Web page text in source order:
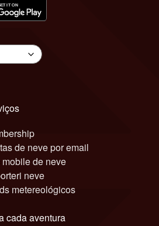
de neve por email
de neve
neve
metereológicos
cada aventura